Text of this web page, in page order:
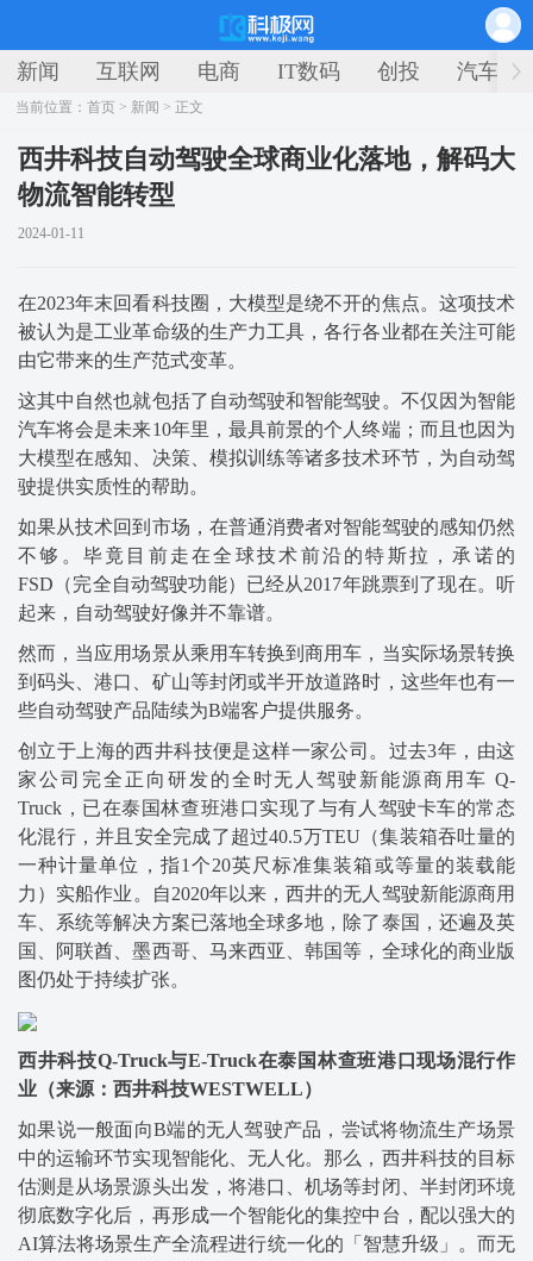
新闻 互联网 电商 IT数码 创投 汽车
当前位置：首页 > 新闻 > 正文
西井科技自动驾驶全球商业化落地，解码大
物流智能转型
2024-01-11
​在2023年末回看科技圈，大模型是绕不开的焦点。这项技术
被认为是工业革命级的生产力工具，各行各业都在关注可能
由它带来的生产范式变革。
这其中自然也就包括了自动驾驶和智能驾驶。不仅因为智能
汽车将会是未来10年里，最具前景的个人终端；而且也因为
大模型在感知、决策、模拟训练等诸多技术环节，为自动驾
驶提供实质性的帮助。
如果从技术回到市场，在普通消费者对智能驾驶的感知仍然
不够。毕竟目前走在全球技术前沿的特斯拉，承诺的
FSD（完全自动驾驶功能）已经从2017年跳票到了现在。听
起来，自动驾驶好像并不靠谱。
然而，当应用场景从乘用车转换到商用车，当实际场景转换
到码头、港口、矿山等封闭或半开放道路时，这些年也有一
些自动驾驶产品陆续为B端客户提供服务。
创立于上海的西井科技便是这样一家公司。过去3年，由这
家公司完全正向研发的全时无人驾驶新能源商用车 Q-
Truck，已在泰国林查班港口实现了与有人驾驶卡车的常态
化混行，并且安全完成了超过40.5万TEU（集装箱吞吐量的
一种计量单位，指1个20英尺标准集装箱或等量的装载能
力）实船作业。自2020年以来，西井的无人驾驶新能源商用
车、系统等解决方案已落地全球多地，除了泰国，还遍及英
国、阿联酋、墨西哥、马来西亚、韩国等，全球化的商业版
图仍处于持续扩张。
西井科技Q-Truck与E-Truck在泰国林查班港口现场混行作
业 （来源：西井科技WESTWELL）
如果说一般面向B端的无人驾驶产品，尝试将物流生产场景
中的运输环节实现智能化、无人化。那么，西井科技的目标
估测是从场景源头出发，将港口、机场等封闭、半封闭环境
彻底数字化后，再形成一个智能化的集控中台，配以强大的
AI算法将场景生产全流程进行统一化的「智慧升级」。而无